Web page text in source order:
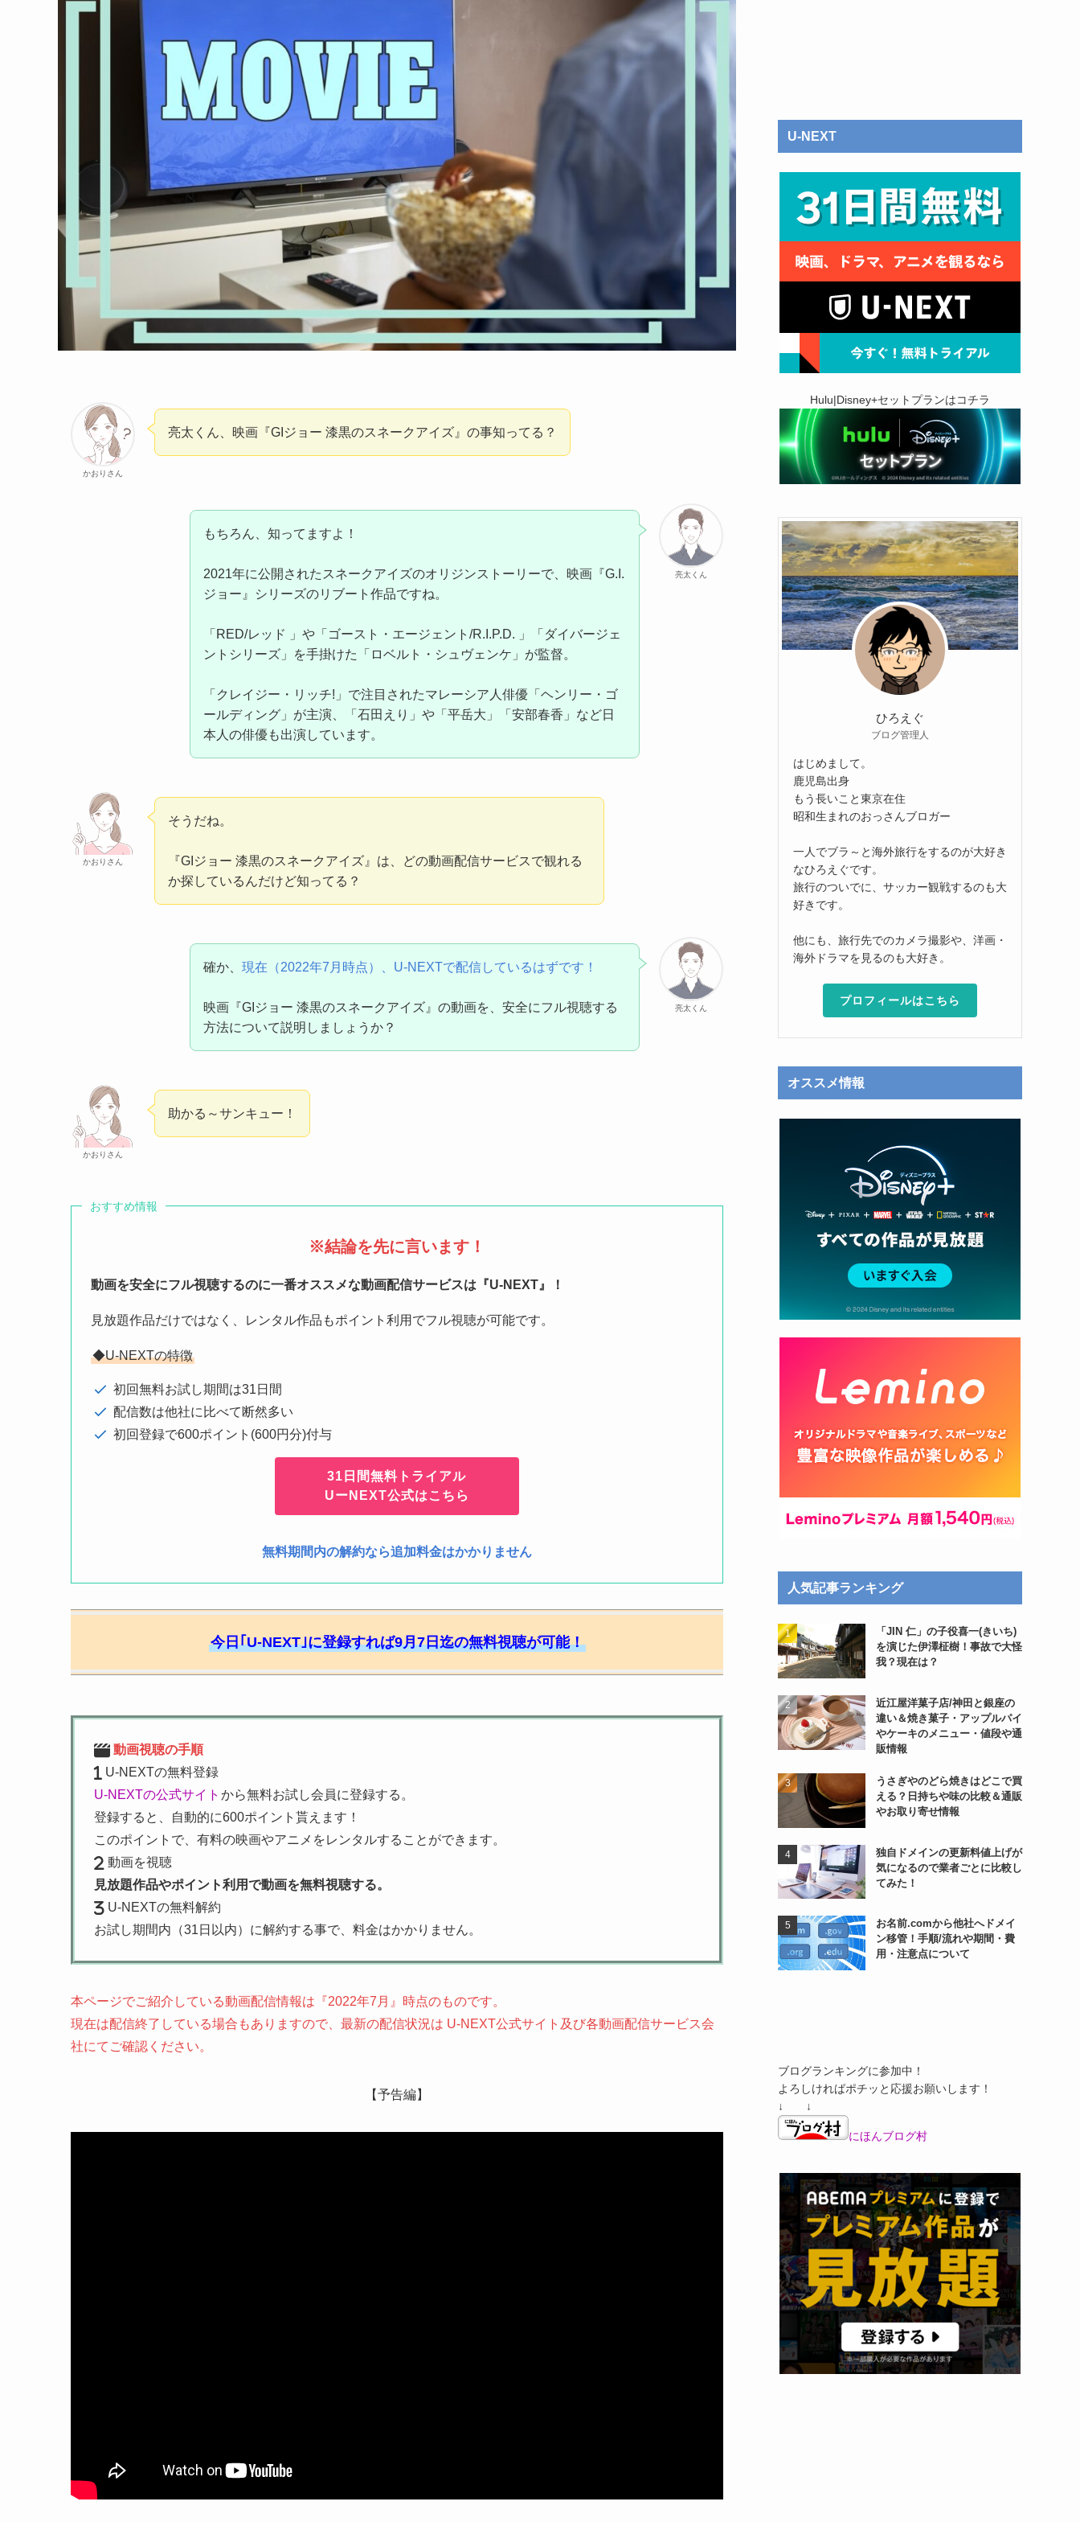
かおりさん
亮太くん、映画『GIジョー 漆黒のスネークアイズ』の事知ってる？
亮太くん
もちろん、知ってますよ！
2021年に公開されたスネークアイズのオリジンストーリーで、映画『G.I.
ジョー』シリーズのリブート作品ですね。
「RED/レッド 」や「ゴースト・エージェント/R.I.P.D. 」「ダイバージェ
ントシリーズ」を手掛けた「ロベルト・シュヴェンケ」が監督。
「クレイジー・リッチ!」で注目されたマレーシア人俳優「ヘンリー・ゴ
ールディング」が主演、「石田えり」や「平岳大」「安部春香」など日
本人の俳優も出演しています。
かおりさん
そうだね。
『GIジョー 漆黒のスネークアイズ』は、どの動画配信サービスで観れる
か探しているんだけど知ってる？
亮太くん
確か、 現在（2022年7月時点）、U-NEXTで配信しているはずです！
映画『GIジョー 漆黒のスネークアイズ』の動画を、安全にフル視聴する
方法について説明しましょうか？
かおりさん
助かる～サンキュー！
おすすめ情報
※結論を先に言います！
動画を安全にフル視聴するのに一番オススメな動画配信サービスは『U-NEXT』！
見放題作品だけではなく、レンタル作品もポイント利用でフル視聴が可能です。
◆U-NEXTの特徴
初回無料お試し期間は31日間
配信数は他社に比べて断然多い
初回登録で600ポイント(600円分)付与
31日間無料トライアル
UーNEXT公式はこちら
無料期間内の解約なら追加料金はかかりません
今日｢U-NEXT｣に登録すれば9月7日迄の無料視聴が可能！
動画視聴の手順
U-NEXTの無料登録
U-NEXTの公式サイト から無料お試し会員に登録する。
登録すると、自動的に600ポイント貰えます！
このポイントで、有料の映画やアニメをレンタルすることができます。
動画を視聴
見放題作品やポイント利用で動画を無料視聴する。
U-NEXTの無料解約
お試し期間内（31日以内）に解約する事で、料金はかかりません。
本ページでご紹介している動画配信情報は『2022年7月』時点のものです。
現在は配信終了している場合もありますので、最新の配信状況は U-NEXT公式サイト及び各動画配信サービス会
社にてご確認ください。
【予告編】
U-NEXT
Hulu|Disney+セットプランはコチラ
ひろえぐ
ブログ管理人
はじめまして。
鹿児島出身
もう長いこと東京在住
昭和生まれのおっさんブロガー
一人でブラ～と海外旅行をするのが大好き
なひろえぐです。
旅行のついでに、サッカー観戦するのも大
好きです。
他にも、旅行先でのカメラ撮影や、洋画・
海外ドラマを見るのも大好き。
プロフィールはこちら
オススメ情報
人気記事ランキング
「JIN 仁」の子役喜一(きいち)
を演じた伊澤柾樹！事故で大怪
我？現在は？
近江屋洋菓子店/神田と銀座の
違い＆焼き菓子・アップルパイ
やケーキのメニュー・値段や通
販情報
うさぎやのどら焼きはどこで買
える？日持ちや味の比較＆通販
やお取り寄せ情報
独自ドメインの更新料値上げが
気になるので業者ごとに比較し
てみた！
お名前.comから他社へドメイ
ン移管！手順/流れや期間・費
用・注意点について
ブログランキングに参加中！
よろしければポチッと応援お願いします！
↓ ↓
にほんブログ村